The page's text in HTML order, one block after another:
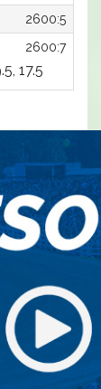
2600:5
2600:7
17.5